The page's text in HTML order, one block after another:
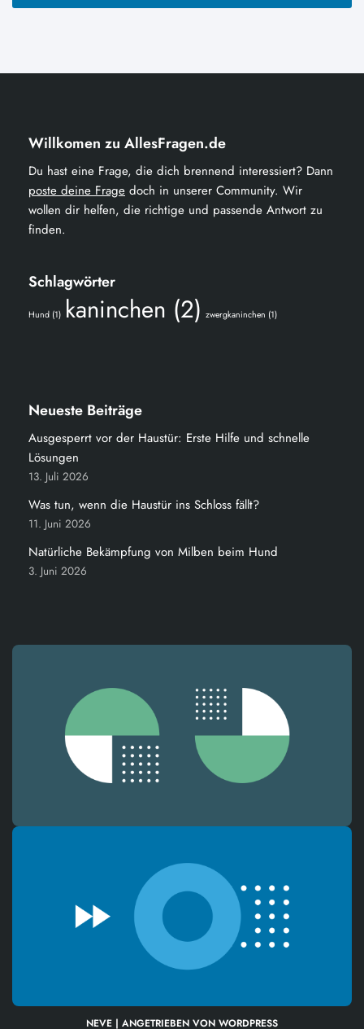
Willkomen zu AllesFragen.de
Du hast eine Frage, die dich brennend interessiert? Dann
poste deine Frage doch in unserer Community. Wir
wollen dir helfen, die richtige und passende Antwort zu
finden.
Schlagwörter
Hund (1) kaninchen (2) zwergkaninchen (1)
Neueste Beiträge
Ausgesperrt vor der Haustür: Erste Hilfe und schnelle
Lösungen
13. Juli 2026
Was tun, wenn die Haustür ins Schloss fällt?
11. Juni 2026
Natürliche Bekämpfung von Milben beim Hund
3. Juni 2026
NEVE | ANGETRIEBEN VON WORDPRESS